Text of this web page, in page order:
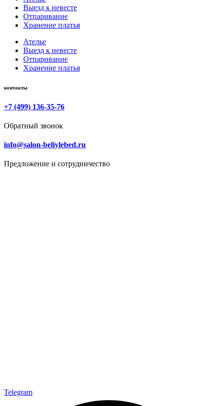
Выезд к невесте
Отпаривание
Хранение платья
Ателье
Выезд к невесте
Отпаривание
Хранение платья
контакты
+7 (499) 136-35-76
Обратный звонок
info@salon-beliylebed.ru
Предложение и сотрудничество
Telegram